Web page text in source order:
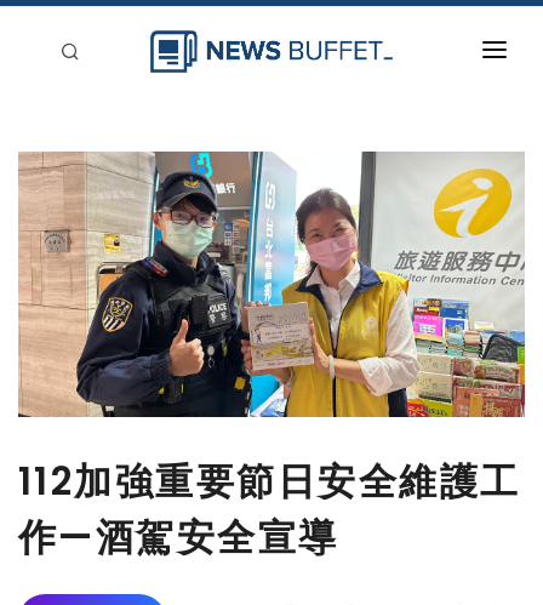
新聞稿分類
登入
刊登
112加強重要節日安全維護工
作—酒駕安全宣導